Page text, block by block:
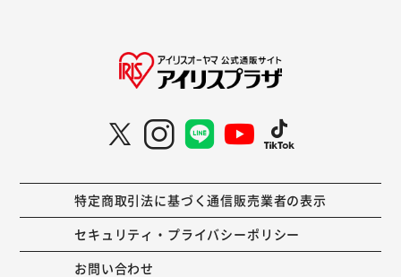
特定商取引法に基づく通信販売業者の表示
セキュリティ・プライバシーポリシー
お問い合わせ